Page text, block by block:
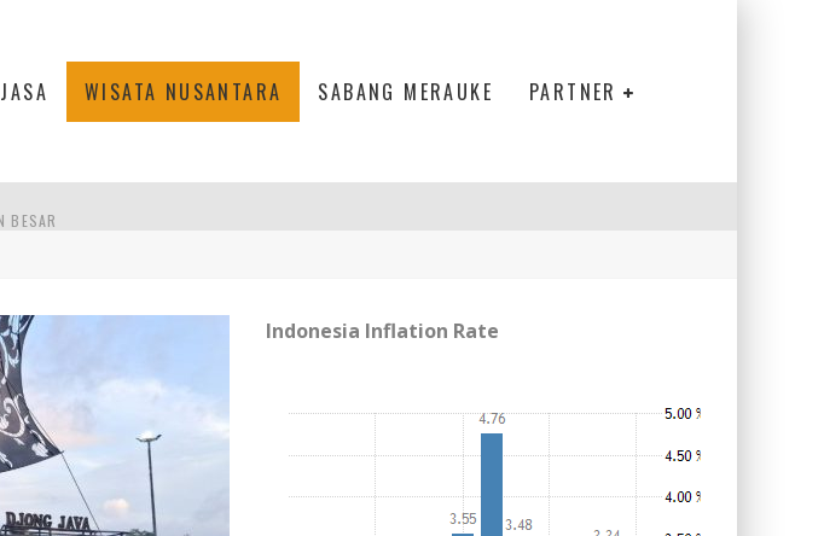
WISATA NUSANTARA SABANG MERAUKE PARTNER
LAMPAUI EKONOMI NASIONAL
Indonesia Inflation Rate